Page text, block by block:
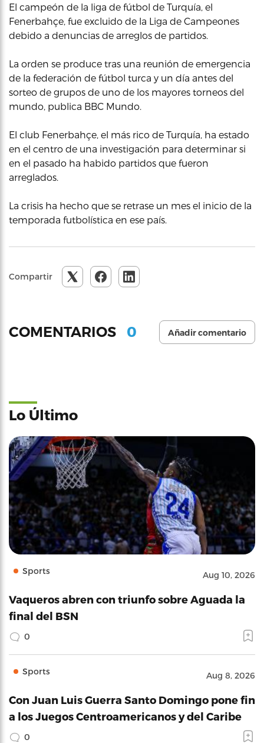
El campeón de la liga de fútbol de Turquía, el
Fenerbahçe, fue excluido de la Liga de Campeones
debido a denuncias de arreglos de partidos.
La orden se produce tras una reunión de emergencia
de la federación de fútbol turca y un día antes del
sorteo de grupos de uno de los mayores torneos del
mundo, publica BBC Mundo.
El club Fenerbahçe, el más rico de Turquía, ha estado
en el centro de una investigación para determinar si
en el pasado ha habido partidos que fueron
arreglados.
La crisis ha hecho que se retrase un mes el inicio de la
temporada futbolística en ese país.
Compartir
COMENTARIOS 0 Añadir comentario
Lo Último
Sports Aug 10, 2026
Vaqueros abren con triunfo sobre Aguada la
final del BSN
0
Sports Aug 8, 2026
Con Juan Luis Guerra Santo Domingo pone fin
a los Juegos Centroamericanos y del Caribe
0